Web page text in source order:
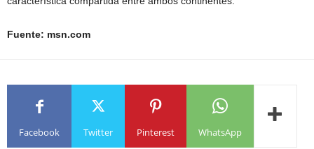
Fuente: msn.com
Facebook Twitter Pinterest WhatsApp